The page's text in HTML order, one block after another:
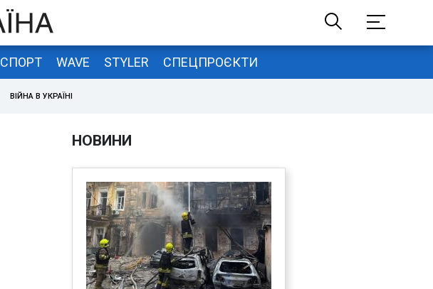
СПОРТ WAVE STYLER СПЕЦПРОЄКТИ
ВІЙНА В УКРАЇНІ
НОВИНИ